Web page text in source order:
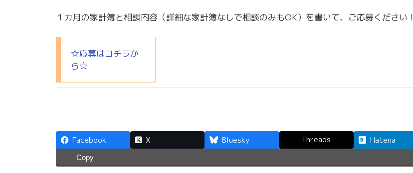
１カ月の家計簿と相談内容（詳細な家計簿なしで相談のみもOK）を書いて、ご応募ください！
☆応募はコチラか
ら☆
Facebook X Bluesky Threads Hatena
Copy